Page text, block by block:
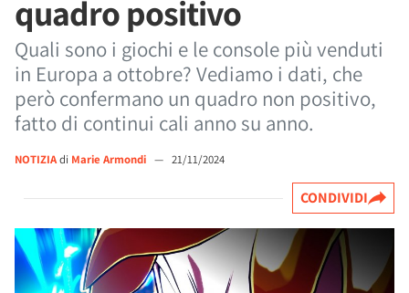
quadro positivo
Quali sono i giochi e le console più venduti
in Europa a ottobre? Vediamo i dati, che
però confermano un quadro non positivo,
fatto di continui cali anno su anno.
NOTIZIAdi Marie Armondi — 21/11/2024
CONDIVIDI